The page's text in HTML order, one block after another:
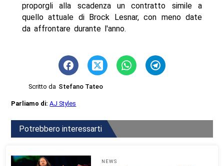
proporgli alla scadenza un contratto simile a
quello attuale di Brock Lesnar, con meno date
da affrontare durante l'anno.
Scritto da Stefano Tateo
Parliamo di:AJ Styles
Potrebbero interessarti
NEWS